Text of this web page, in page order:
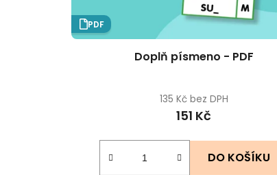
t
ů PDF
Doplň písmeno - PDF
135 Kč bez DPH
151 Kč
DO KOŠÍKU